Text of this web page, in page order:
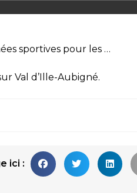
sportives pour les …
Val d’Ille-Aubigné.
ici :